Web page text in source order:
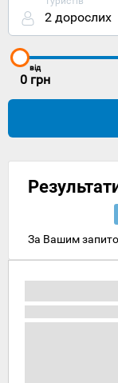
2 дорослих
від
0 грн
За Вашим